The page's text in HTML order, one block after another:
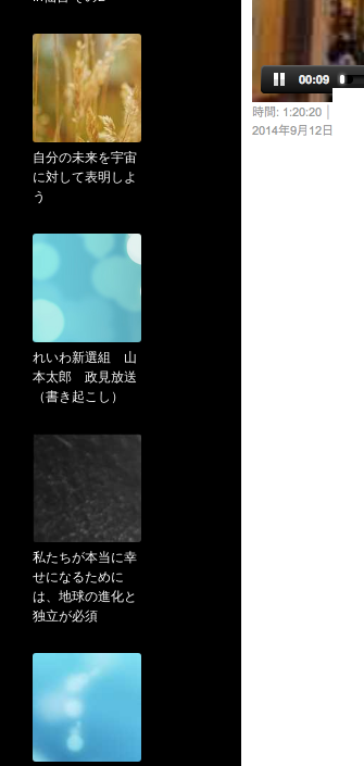
自分の未来を宇宙
に対して表明しよ
う
れいわ新選組 山
本太郎 政見放送
（書き起こし）
私たちが本当に幸
せになるために
は、地球の進化と
独立が必須